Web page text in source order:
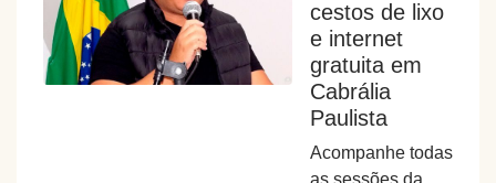
cestos de lixo
e internet
gratuita em
Cabrália
Paulista
Acompanhe todas
as sessões da